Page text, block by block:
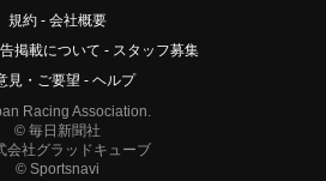
規約
会社概要
掲載について
スタッフ募集
見・ご要望
ヘルプ
Racing Association.
© 毎日新聞社
会社グラッドキューブ
© Sportsnavi